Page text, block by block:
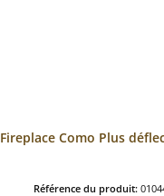
Fireplace Como Plus
Référence du produit: